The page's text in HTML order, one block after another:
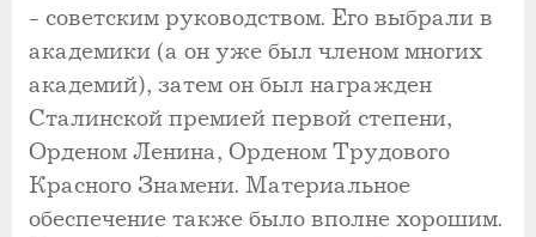
- советским руководством. Его выбрали в
академики (а он уже был членом многих
академий), затем он был награжден
Сталинской премией первой степени,
Орденом Ленина, Орденом Трудового
Красного Знамени. Материальное
обеспечение также было вполне хорошим.